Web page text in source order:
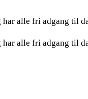
alle fri adgang til
alle fri adgang til